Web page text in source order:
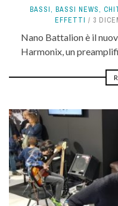
BASSI, BASSI NEWS,
EFFETTI
3
Nano Battalion è il
Harmonix, un